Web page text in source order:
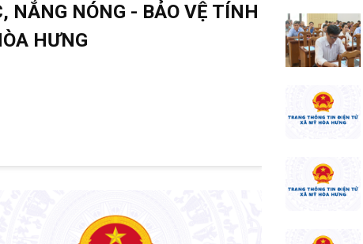
NẮNG NÓNG - BẢO VỆ TÍNH
HƯNG